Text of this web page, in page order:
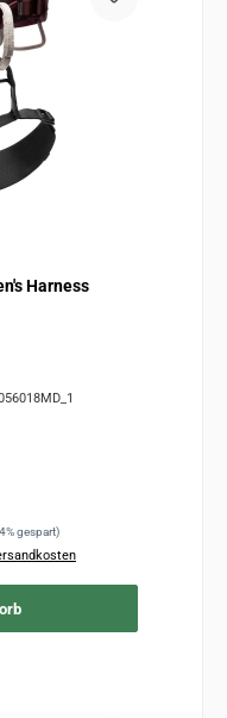
Harness
gespart)